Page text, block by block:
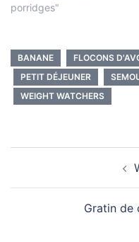
porridges"
BANANE FLOCONS
PETIT DÉJEUNER
WEIGHT WATCHERS
Gratin de